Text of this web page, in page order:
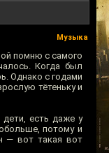
Музыка
помню с самого
Когда был
Однако с годами
тётеньку и
дети, есть даже у
потому и
— вот такая вот